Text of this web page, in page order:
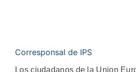
Corresponsal de IPS
Los ciudadanos de la Union